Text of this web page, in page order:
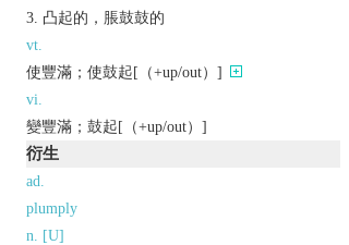
凸起的，脹鼓鼓的
vt.
使豐滿；使鼓起[（+up/out）]
vi.
變豐滿；鼓起[（+up/out）]
衍生
ad.
plumply
n. [U]